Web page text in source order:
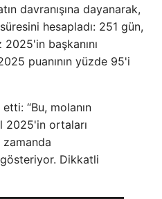
davranışına dayanarak,
hesapladı: 251 gün,
başkanını
puanının yüzde 95'i
“Bu, molanın
2025'in ortaları
zamanda
Dikkatli